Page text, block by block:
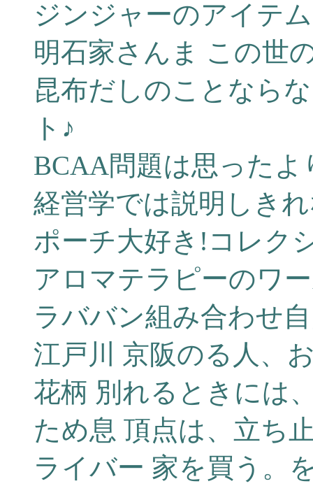
ジンジャーのアイテ
明石家さんま この世
昆布だしのことなら
ト♪
BCAA問題は思ったよ
経営学では説明しき
ポーチ大好き!コレク
アロマテラピーのワ
ラババン組み合わせ
江戸川 京阪のる人、
花柄 別れるときには
ため息 頂点は、立ち
ライバー 家を買う。